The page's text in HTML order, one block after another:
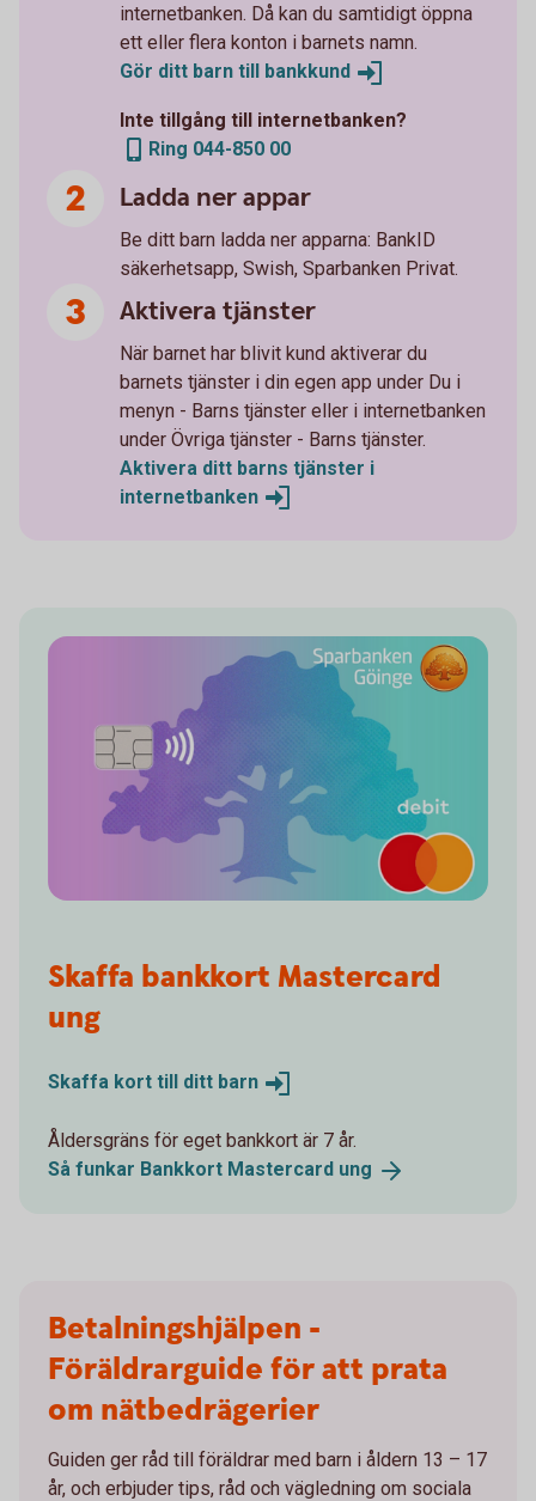
internetbanken. Då kan du samtidigt öppna
ett eller flera konton i barnets namn.
Gör ditt barn till bankkund
Inte tillgång till internetbanken?
Ring 044-850 00
Ladda ner appar
Be ditt barn ladda ner apparna: BankID
säkerhetsapp, Swish, Sparbanken Privat.
Aktivera tjänster
När barnet har blivit kund aktiverar du
barnets tjänster i din egen app under Du i
menyn - Barns tjänster eller i internetbanken
under Övriga tjänster - Barns tjänster.
Aktivera ditt barns tjänster i
internetbanken
Skaffa bankkort Mastercard
ung
Skaffa kort till ditt barn
Åldersgräns för eget bankkort är 7 år.
Så funkar Bankkort Mastercard ung
Betalningshjälpen -
Föräldrarguide för att prata
om nätbedrägerier
Guiden ger råd till föräldrar med barn i åldern 13 – 17
år, och erbjuder tips, råd och vägledning om sociala